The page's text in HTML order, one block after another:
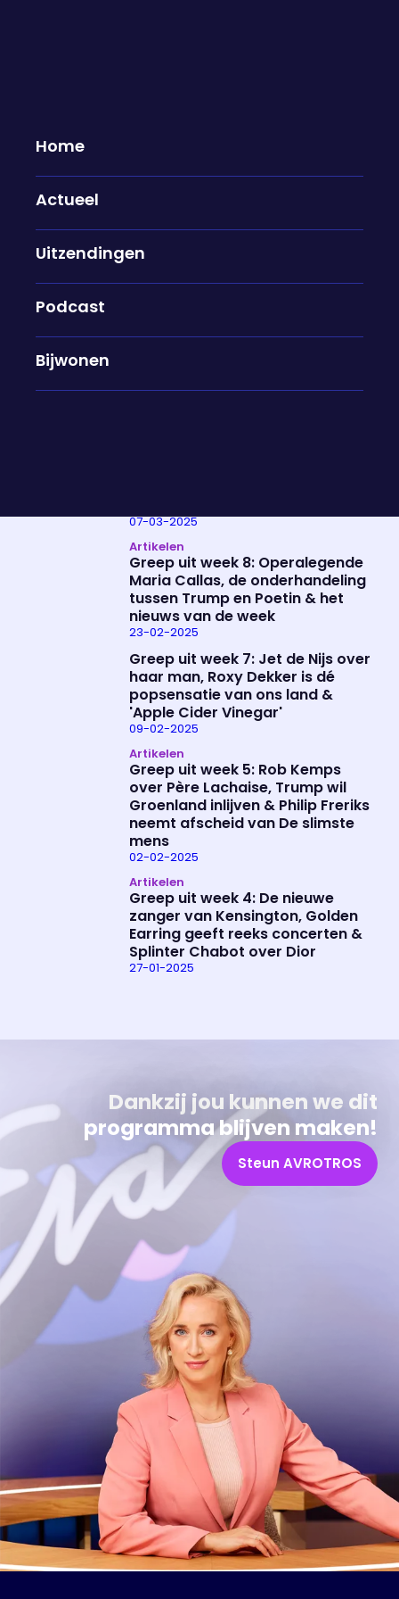
Home
Actueel
Uitzendingen
Podcast
Bijwonen
Artikelen
02-05-2025
Greep uit week 17
Greep uit week 12: "Het kan zich
Ben”
07-03-2025
Artikelen
Greep uit week 8: Operalegende
Maria Callas, de onderhandeling
tussen Trump en Poetin & het
nieuws van de week
23-02-2025
Greep uit week 7: Jet de Nijs over
haar man, Roxy Dekker is dé
popsensatie van ons land &
'Apple Cider Vinegar'
09-02-2025
Artikelen
Greep uit week 5: Rob Kemps
over Père Lachaise, Trump wil
Groenland inlijven & Philip Freriks
neemt afscheid van De slimste
mens
02-02-2025
Artikelen
Greep uit week 4: De nieuwe
zanger van Kensington, Golden
Earring geeft reeks concerten &
Splinter Chabot over Dior
27-01-2025
Uitzending bijwonen?
Dat kan! Bekijk het aanbod en reserveer tickets
Over het programma
Alles wat je wilt weten over 'Eva'
Dankzij jou kunnen we dit
programma blijven maken!
Steun AVROTROS